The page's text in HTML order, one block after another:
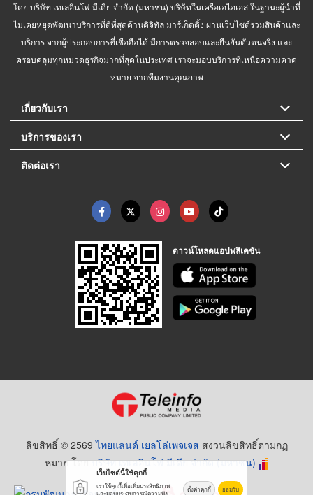
โดย บริษัท เทเลอินโฟ มีเดีย จำกัด (มหาชน) บริษัทในเครือเอไอเอส ในฐานะผู้นำที่
ไม่เคยหยุดพัฒนาบริการที่ดีที่สุดด้านดิจิทัล มาร์เก็ตติ้ง ผ่านเว็บไซต์รวมสินค้าและ
บริการ จากผู้ประกอบการที่เชื่อถือได้ มีการตรวจสอบและยืนยันตัวตนจริง และ
ครอบคลุมทุกหมวดธุรกิจมากที่สุดในประเทศ เราจะมอบบริการที่เหนือความคาด
หมาย จากทีมงานคุณภาพ
เกี่ยวกับเรา
บริการของเรา
ติดต่อเรา
ดาวน์โหลดแอปพลิเคชัน
ลิขสิทธิ์ © 2569ไทยแลนด์ เยลโล่เพจเจส สงวนลิขสิทธิ์ตามกฏ
หมาย โดยบริษัท เทเลอินโฟ มีเดีย จำกัด (มหาชน)
เว็บไซต์นี้ใช้คุกกี้
เราใช้คุกกี้เพื่อเพิ่มประสิทธิภาพ
และมอบประสบการณ์ความพึง
ตั้งค่าคุกกี้ ยอมรับ